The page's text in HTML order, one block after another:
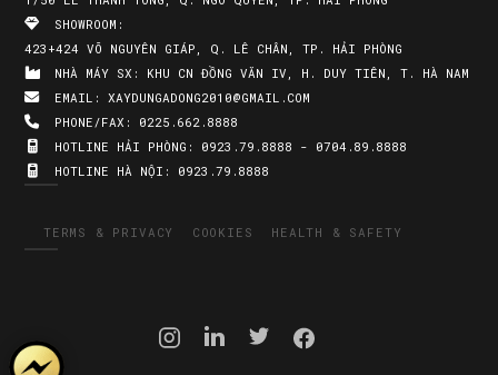
SHOWROOM:
423+424 VÕ NGUYÊN GIÁP, Q. LÊ CHÂN, TP. HẢI PHÒNG
NHÀ MÁY SX: KHU CN ĐỒNG VĂN IV, H. DUY TIÊN, T. HÀ NAM
EMAIL: XAYDUNGADONG2010@GMAIL.COM
PHONE/FAX: 0225.662.8888
HOTLINE HẢI PHÒNG: 0923.79.8888 - 0704.89.8888
HOTLINE HÀ NỘI: 0923.79.8888
TERMS & PRIVACY COOKIES HEALTH & SAFETY